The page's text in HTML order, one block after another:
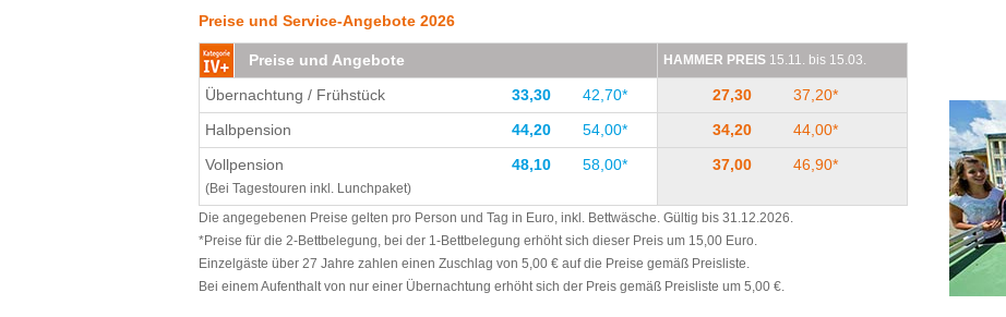
Preise und Service-Angebote 2026
Preise und Angebote
Übernachtung / Frühstück
33,30
42,70*
Halbpension
44,20
54,00*
Vollpension
(Bei Tagestouren inkl. Lunchpaket)
48,10 58,00*
HAMMER PREIS 15.11. bis 15.03.
27,30
37,20*
34,20
44,00*
37,00
46,90*
Die angegebenen Preise gelten pro Person und Tag in Euro, inkl. Bettwäsche. Gültig bis 31.12.2026.
*Preise für die 2-Bettbelegung, bei der 1-Bettbelegung erhöht sich dieser Preis um 15,00 Euro.
Einzelgäste über 27 Jahre zahlen einen Zuschlag von 5,00 € auf die Preise gemäß Preisliste.
Bei einem Aufenthalt von nur einer Übernachtung erhöht sich der Preis gemäß Preisliste um 5,00 €.